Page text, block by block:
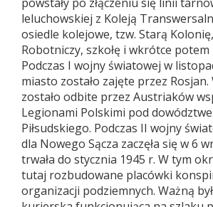
leluchowskiej z Koleją
osiedle kolejowe, tzw. Starą
Robotniczy, szkołę i wkrótce potem
Podczas I wojny światowej w
miasto zostało zajęte przez
zostało odbite przez Austriaków
Legionami Polskimi pod
Piłsudskiego. Podczas II wojny
dla Nowego Sącza zaczęła się w 6
trwała do stycznia 1945 r. W tym
tutaj rozbudowane placówki
organizacji podziemnych. Ważną